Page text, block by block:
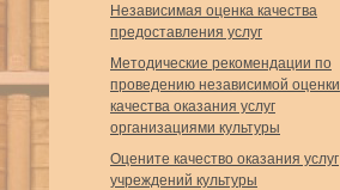
Независимая оценка качества
предоставления услуг
Методические рекомендации по
проведению независимой оценки
качества оказания услуг
организациями культуры
Оцените качество оказания услуг
учреждений культуры